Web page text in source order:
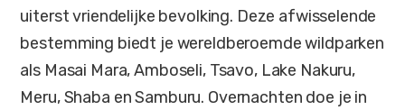
uiterst vriendelijke bevolking. Deze afwisselende
bestemming biedt je wereldberoemde wildparken
als Masai Mara, Amboseli, Tsavo, Lake Nakuru,
Meru, Shaba en Samburu. Overnachten doe je in